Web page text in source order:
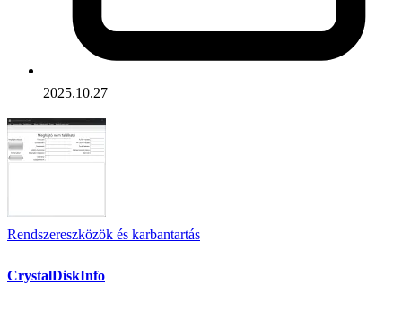
2025.10.27
Rendszereszközök és karbantartás
CrystalDiskInfo